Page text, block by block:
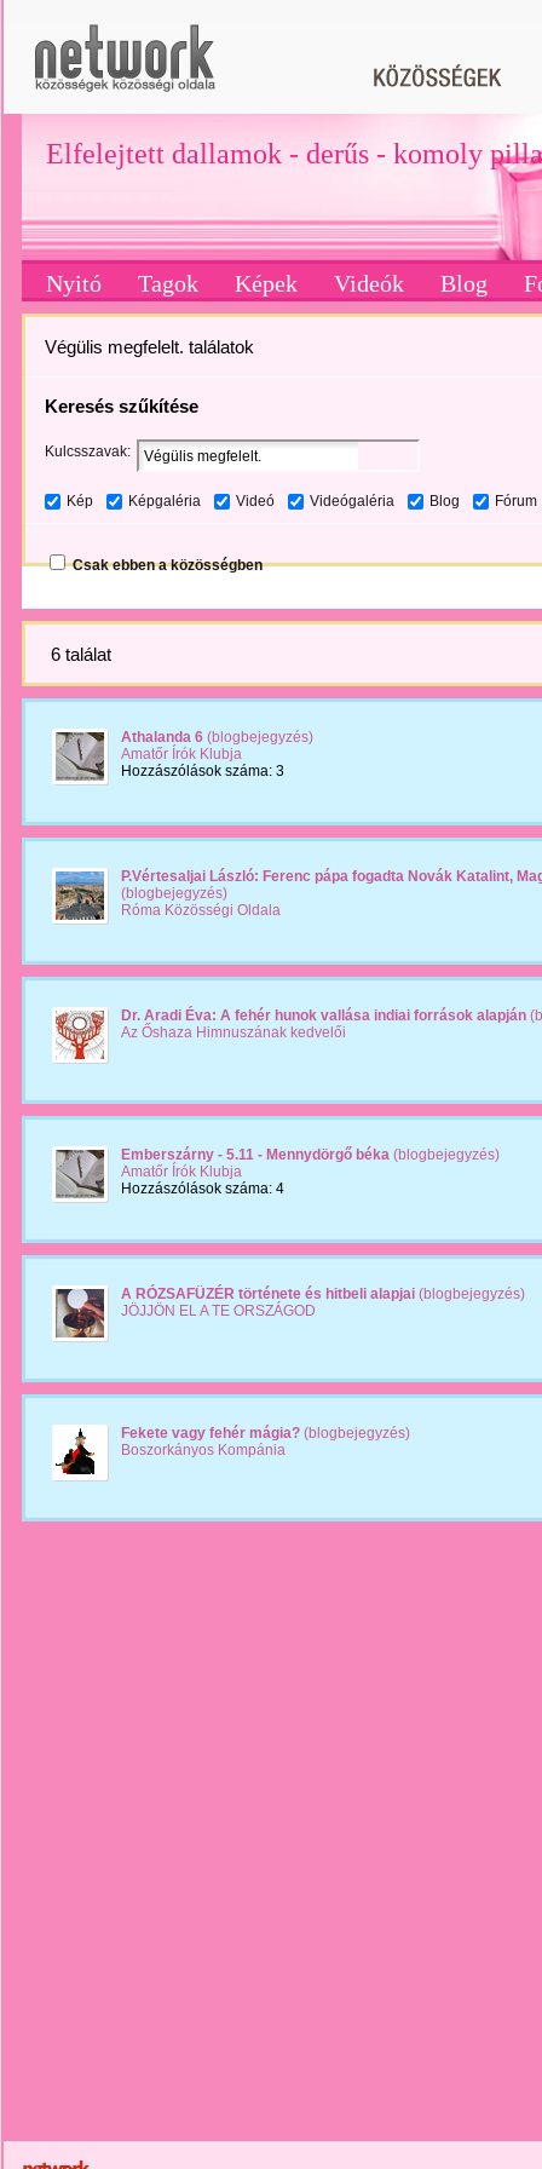
Elfelejtett dallamok - derűs - komoly
Nyitó Tagok Képek Videók Blog
Végülis megfelelt. találatok
Keresés szűkítése
Kulcsszavak:
Kép Képgaléria Videó Videógaléria Blog Fórum
Csak ebben a közösségben
6 találat
Athalanda 6 (blogbejegyzés)
Amatőr Írók Klubja
Hozzászólások száma: 3
P.Vértesaljai László: Ferenc pápa fogadta Novák Katalint,
(blogbejegyzés)
Róma Közösségi Oldala
Dr. Aradi Éva: A fehér hunok vallása indiai források alapján
Az Őshaza Himnuszának kedvelői
Emberszárny - 5.11 - Mennydörgő béka (blogbejegyzés)
Amatőr Írók Klubja
Hozzászólások száma: 4
A RÓZSAFÜZÉR története és hitbeli alapjai (blogbejegyzés)
JÖJJÖN EL A TE ORSZÁGOD
Fekete vagy fehér mágia? (blogbejegyzés)
Boszorkányos Kompánia